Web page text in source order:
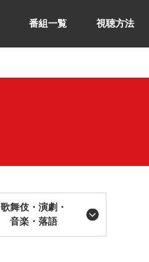
番組一覧 視聴方法
歌舞伎・演劇・
音楽・落語